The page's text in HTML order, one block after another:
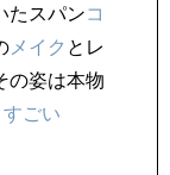
たスパンコ
メイク とレ
の姿は本物
すごい